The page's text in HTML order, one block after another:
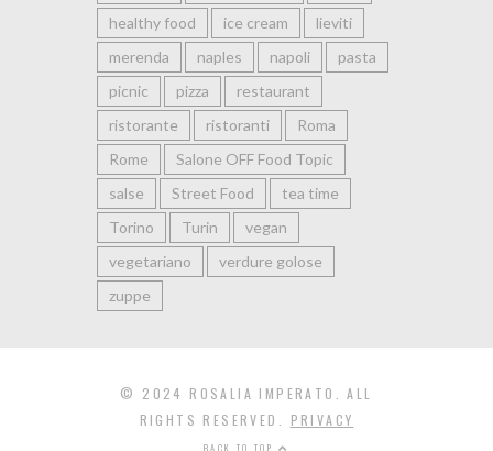
healthy food
ice cream
lieviti
merenda
naples napoli
pasta
picnic
pizza
restaurant
ristorante
ristoranti
Roma
Rome
Salone OFF Food Topic
salse
Street Food
tea time
Torino
Turin
vegan
vegetariano
verdure golose
zuppe
© 2024 ROSALIA IMPERATO. ALL
RIGHTS RESERVED. PRIVACY
BACK TO TOP